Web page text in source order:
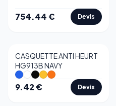
754.44€ Devis
CASQUETTE ANTI HEURT
HG913B NAVY
9.42€ Devis